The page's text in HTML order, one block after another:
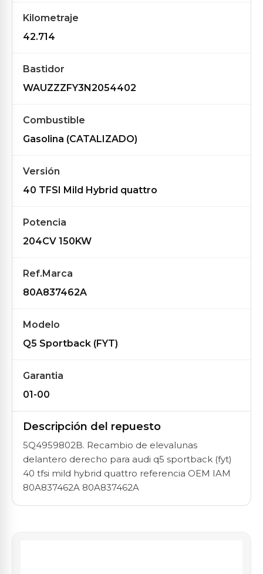
Kilometraje
42.714
Bastidor
WAUZZZFY3N2054402
Combustible
Gasolina (CATALIZADO)
Versión
40 TFSI Mild Hybrid quattro
Potencia
204CV 150KW
Ref.Marca
80A837462A
Modelo
Q5 Sportback (FYT)
Garantia
01-00
Descripción del repuesto
5Q4959802B. Recambio de elevalunas
delantero derecho para audi q5 sportback (fyt)
40 tfsi mild hybrid quattro referencia OEM IAM
80A837462A 80A837462A